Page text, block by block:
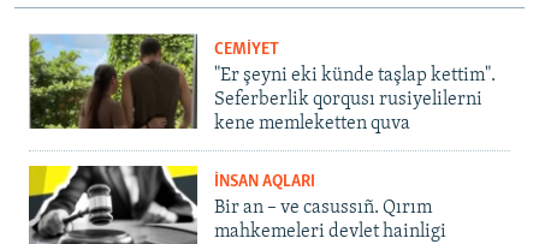
CEMİYET
"Er şeyni eki künde taşlap kettim".
Seferberlik qorqusı rusiyelilerni
kene memleketten quva
İNSAN AQLARI
Bir an – ve casussıñ. Qırım
mahkemeleri devlet hainligi